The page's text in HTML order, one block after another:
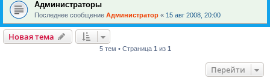
Администраторы
Последнее сообщение Администратор « 15 авг 2008, 20:00
Новая тема
5 тем • Страница 1 из 1
Перейти